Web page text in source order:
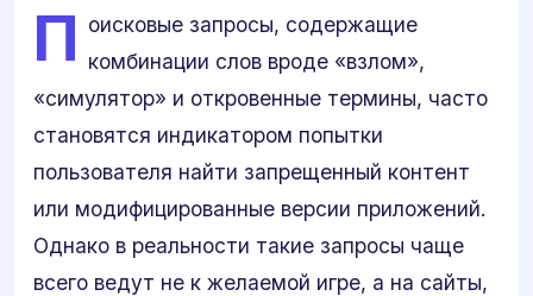
П оисковые запросы, содержащие
комбинации слов вроде «взлом»,
«симулятор» и откровенные термины, часто
становятся индикатором попытки
пользователя найти запрещенный контент
или модифицированные версии приложений.
Однако в реальности такие запросы чаще
всего ведут не к желаемой игре, а на сайты,